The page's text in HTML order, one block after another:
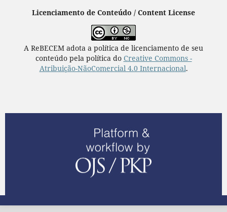
Licenciamento de Conteúdo / Content License
A ReBECEM adota a política de licenciamento de seu
conteúdo pela política do Creative Commons -
Atribuição-NãoComercial 4.0 Internacional.